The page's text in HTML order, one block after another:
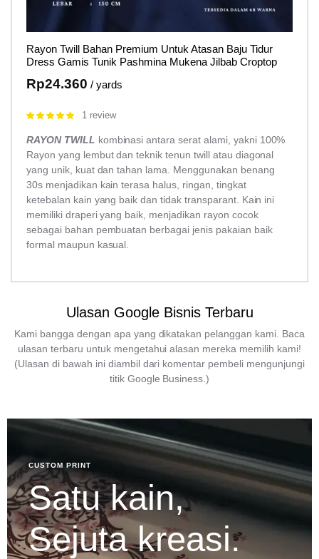
Rayon Twill Bahan Premium Untuk Atasan Baju Tidur
Dress Gamis Tunik Pashmina Mukena Jilbab Croptop
Rp24.360 / yards
Rated
1 review
RAYON TWILL kombinasi antara serat alami, yakni 100%
Rayon yang lembut dan teknik tenun twill atau diagonal
yang unik, kuat dan tahan lama. Menggunakan benang
30s menjadikan kain terasa halus, ringan, tingkat
ketebalan kain yang baik dan tidak transparant. Kain ini
memiliki draperi yang baik, menjadikan rayon cocok
sebagai bahan pembuatan berbagai jenis pakaian baik
formal maupun kasual.
Ulasan Google Bisnis Terbaru
Kami bangga dengan apa yang dikatakan pelanggan kami. Baca
ulasan terbaru untuk mengetahui alasan mereka memilih kami!
(Ulasan di bawah ini diambil dari komentar pembeli mengunjungi
titik Google Business.)
CUSTOM PRINT
Satu kain,
Sejuta kreasi.